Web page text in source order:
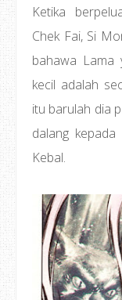
Ketika
Chek Fai, Si
bahawa Lama
kecil adalah
itu barulah dia
dalang
Kebal.